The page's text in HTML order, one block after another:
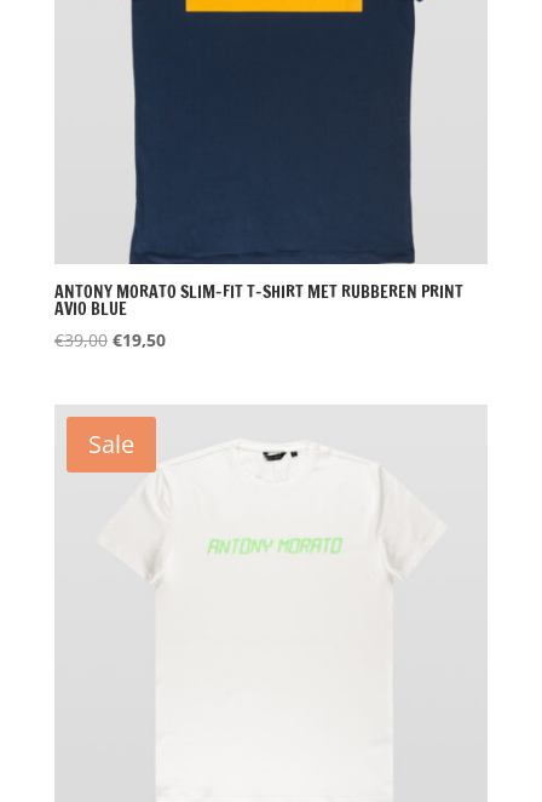
ANTONY MORATO SLIM-FIT T-SHIRT MET RUBBEREN PRINT
AVIO BLUE
€39,00 Oorspronkelijke
€39,00.
€19,50Huidige
Sale